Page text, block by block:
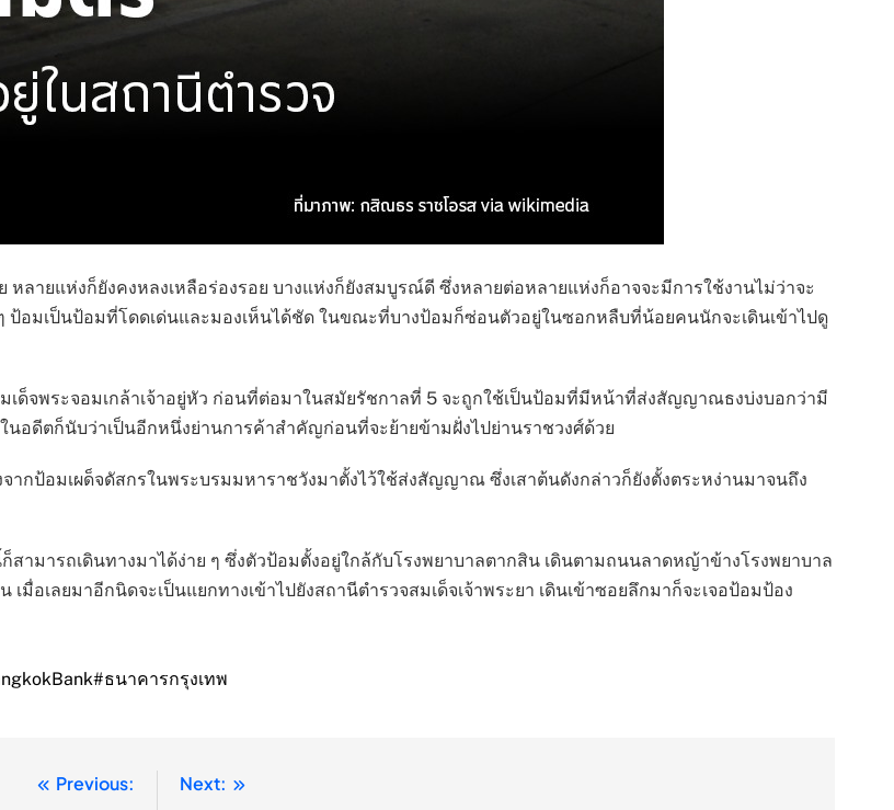
ลายแห่งก็ยังคงหลงเหลือร่องรอย บางแห่งก็ยังสมบูรณ์ดี ซึ่งหลายต่อหลายแห่งก็อาจจะมีการใช้งานไม่ว่าจะ
มเป็นป้อมที่โดดเด่นและมองเห็นได้ชัด ในขณะที่บางป้อมก็ซ่อนตัวอยู่ในซอกหลืบที่น้อยคนนักจะเดินเข้าไปดู
ด็จพระจอมเกล้าเจ้าอยู่หัว ก่อนที่ต่อมาในสมัยรัชกาลที่ 5 จะถูกใช้เป็นป้อมที่มีหน้าที่ส่งสัญญาณธงบ่งบอกว่ามี
อดีตก็นับว่าเป็นอีกหนึ่งย่านการค้าสำคัญก่อนที่จะย้ายข้ามฝั่งไปย่านราชวงศ์ด้วย
กป้อมเผด็จดัสกรในพระบรมมหาราชวังมาตั้งไว้ใช้ส่งสัญญาณ ซึ่งเสาต้นดังกล่าวก็ยังตั้งตระหง่านมาจนถึง
ามารถเดินทางมาได้ง่าย ๆ ซึ่งตัวป้อมตั้งอยู่ใกล้กับโรงพยาบาลตากสิน เดินตามถนนลาดหญ้าข้างโรงพยาบาล
อเลยมาอีกนิดจะเป็นแยกทางเข้าไปยังสถานีตำรวจสมเด็จเจ้าพระยา เดินเข้าซอยลึกมาก็จะเจอป้อมป้อง
#ธนาคารกรุงเทพ
Previous:
Next: